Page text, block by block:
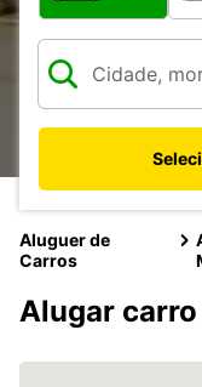
Aluguer de
Carros
Alugar